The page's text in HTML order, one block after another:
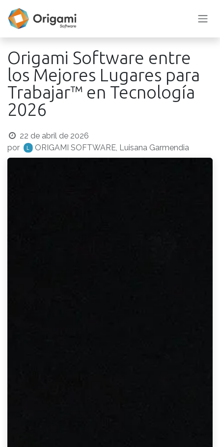
Origami Software entre
los Mejores Lugares para
Trabajar™ en Tecnología
2026
22 de abril de 2026
por
ORIGAMI SOFTWARE, Luisana Garmendia